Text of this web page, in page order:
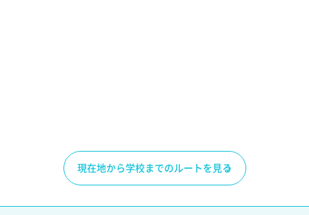
現在地から学校までのルートを見る